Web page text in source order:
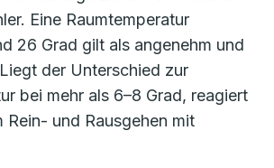
Eine Raumtemperatur
26 Grad gilt als angenehm und
der Unterschied zur
bei mehr als 6–8 Grad, reagiert
Rein- und Rausgehen mit